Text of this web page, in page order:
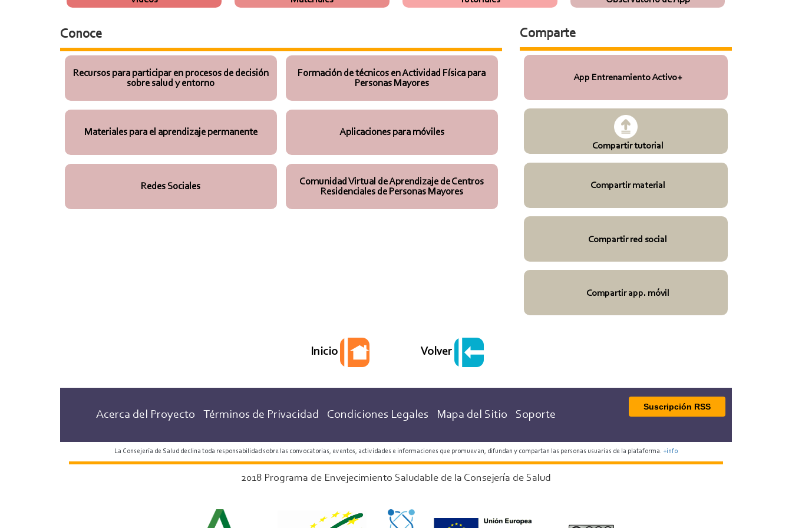
Conoce
Recursos para participar en procesos de decisión
sobre salud y entorno
Formación de técnicos en Actividad Física para
Personas Mayores
Materiales para el aprendizaje permanente Aplicaciones para móviles
Redes Sociales
Comunidad Virtual de Aprendizaje de Centros
Residenciales de Personas Mayores
Comparte
App Entrenamiento Activo+
Compartir tutorial
Compartir material
Compartir red social
Compartir app. móvil
Inicio Volver
Acerca del Proyecto Términos de Privacidad Condiciones Legales Mapa del Sitio Soporte
Suscripción RSS
La Consejería de Salud declina toda responsabilidad sobre las convocatorias, eventos, actividades e informaciones que promuevan, difundan y compartan las personas usuarias de la plataforma. +info
2018 Programa de Envejecimiento Saludable de la Consejería de Salud